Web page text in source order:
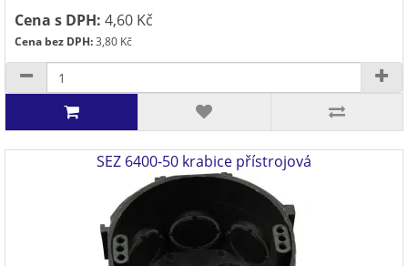
Cena s DPH: 4,60 Kč
Cena bez DPH:3,80 Kč
SEZ 6400-50 krabice přístrojová